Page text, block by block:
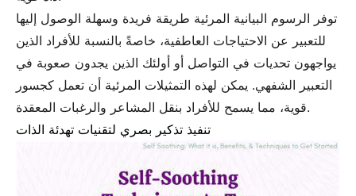
توفر الرسوم البيانية المرئية طريقة فريدة وسهلة الوصول إليها
للتعبير عن الاحتياجات العاطفية، خاصةً بالنسبة للأفراد الذين
يواجهون تحديات في التواصل أو أولئك الذين يجدون صعوبة في
التعبير الشفهي. يمكن لهذه التمثيلات المرئية أن تعمل كجسور
قوية، مما يسمح للأفراد بنقل المشاعر والرغبات المعقدة.
تنفيذ تذكير بصري لتقنيات تهدئة الذات